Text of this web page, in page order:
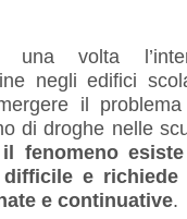
una volta
negli edifici
il
di droghe nelle
il fenomeno
e
e continuative.